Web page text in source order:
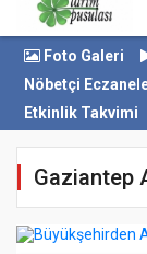
Foto Galeri
Nöbetçi
Etkinlik Takvimi
Gaziantep